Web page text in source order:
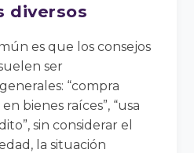
diversos
es que los consejos
ser
“compra
bienes raíces”, “usa
sin considerar el
la situación